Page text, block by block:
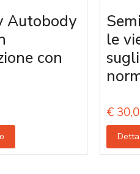
Autobody
con
le
€